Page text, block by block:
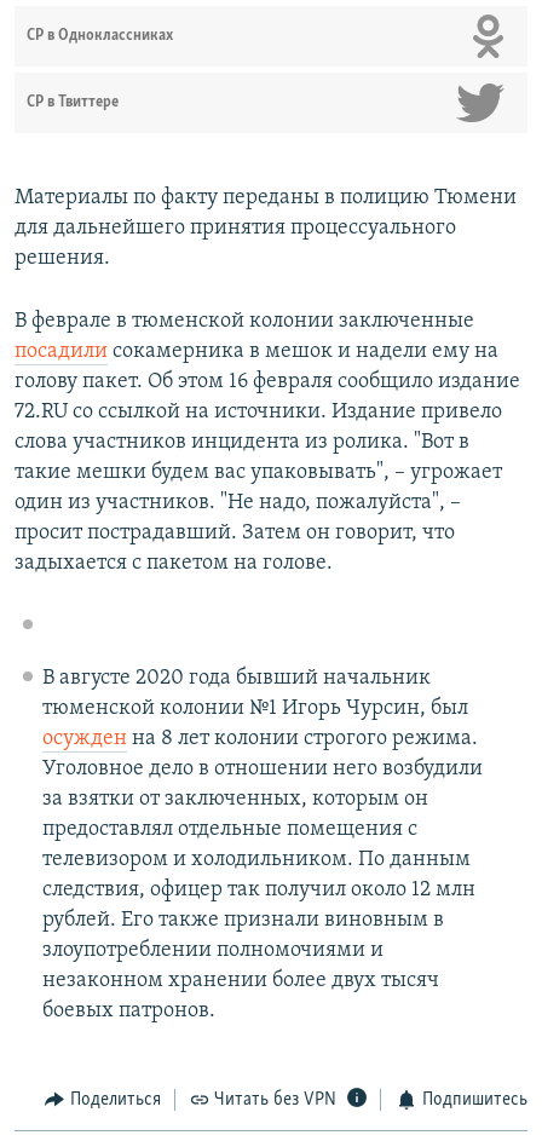
СР в Одноклассниках
СР в Твиттере
Материалы по факту переданы в полицию Тюмени
для дальнейшего принятия процессуального
решения.
В феврале в тюменской колонии заключенные
посадили сокамерника в мешок и надели ему на
голову пакет. Об этом 16 февраля сообщило издание
72.RU со ссылкой на источники. Издание привело
слова участников инцидента из ролика. "Вот в
такие мешки будем вас упаковывать", – угрожает
один из участников. "Не надо, пожалуйста", –
просит пострадавший. Затем он говорит, что
задыхается с пакетом на голове.
В августе 2020 года бывший начальник
тюменской колонии №1 Игорь Чурсин, был
осужденна 8 лет колонии строгого режима.
Уголовное дело в отношении него возбудили
за взятки от заключенных, которым он
предоставлял отдельные помещения с
телевизором и холодильником. По данным
следствия, офицер так получил около 12 млн
рублей. Его также признали виновным в
злоупотреблении полномочиями и
незаконном хранении более двух тысяч
боевых патронов.
Поделиться Читать без VPN Подпишитесь